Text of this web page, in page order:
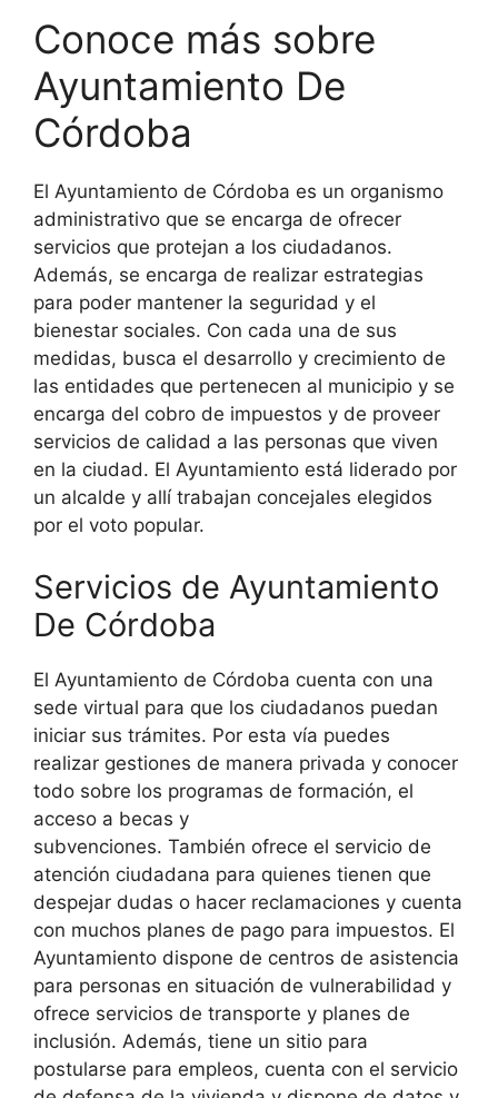
Conoce más sobre
Ayuntamiento De
Córdoba
El Ayuntamiento de Córdoba es un organismo
administrativo que se encarga de ofrecer
servicios que protejan a los ciudadanos.
Además, se encarga de realizar estrategias
para poder mantener la seguridad y el
bienestar sociales. Con cada una de sus
medidas, busca el desarrollo y crecimiento de
las entidades que pertenecen al municipio y se
encarga del cobro de impuestos y de proveer
servicios de calidad a las personas que viven
en la ciudad. El Ayuntamiento está liderado por
un alcalde y allí trabajan concejales elegidos
por el voto popular.
Servicios de Ayuntamiento
De Córdoba
El Ayuntamiento de Córdoba cuenta con una
sede virtual para que los ciudadanos puedan
iniciar sus trámites. Por esta vía puedes
realizar gestiones de manera privada y conocer
todo sobre los programas de formación, el
acceso a becas y
subvenciones. También ofrece el servicio de
atención ciudadana para quienes tienen que
despejar dudas o hacer reclamaciones y cuenta
con muchos planes de pago para impuestos. El
Ayuntamiento dispone de centros de asistencia
para personas en situación de vulnerabilidad y
ofrece servicios de transporte y planes de
inclusión. Además, tiene un sitio para
postularse para empleos, cuenta con el servicio